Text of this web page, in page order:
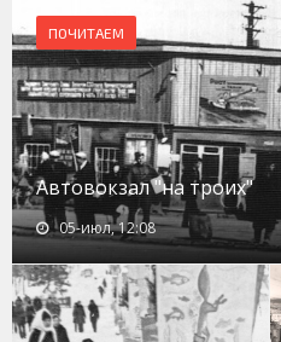
ПОЧИТАЕМ
Автовокзал "на троих"
05-июл, 12:08